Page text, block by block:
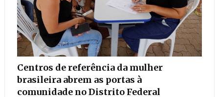
Centros de referência da mulher
brasileira abrem as portas à
comunidade no Distrito Federal